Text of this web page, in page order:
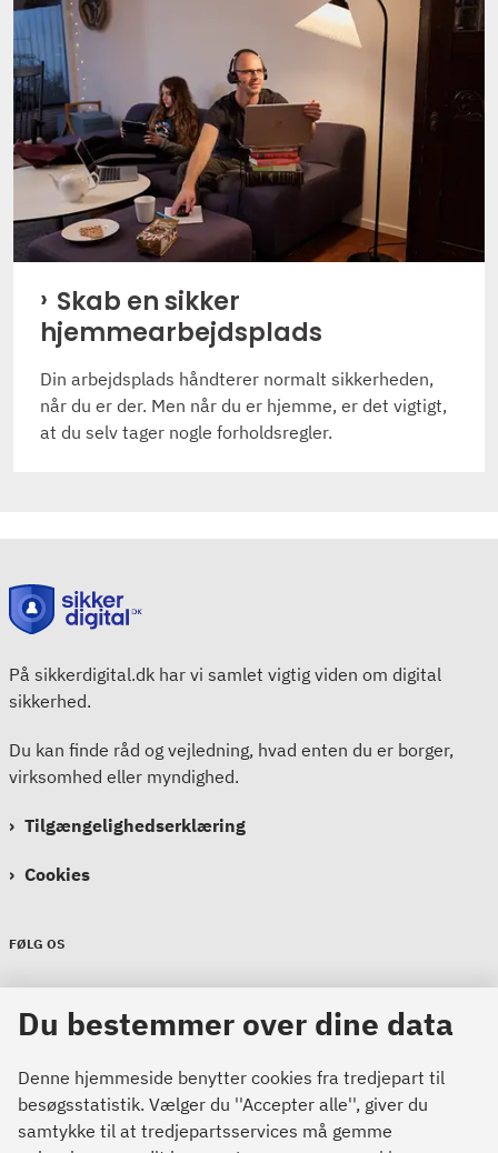
Skab en sikker
hjemmearbejdsplads
Din arbejdsplads håndterer normalt sikkerheden,
når du er der. Men når du er hjemme, er det vigtigt,
at du selv tager nogle forholdsregler.
På sikkerdigital.dk har vi samlet vigtig viden om digital
sikkerhed.
Du kan finde råd og vejledning, hvad enten du er borger,
virksomhed eller myndighed.
Tilgængelighedserklæring
Cookies
FØLG OS
Sikkerdigital
Sikkerdigital
Du bestemmer over dine data
Denne hjemmeside benytter cookies fra tredjepart til
besøgsstatistik. Vælger du ''Accepter alle'', giver du
samtykke til at tredjepartsservices må gemme